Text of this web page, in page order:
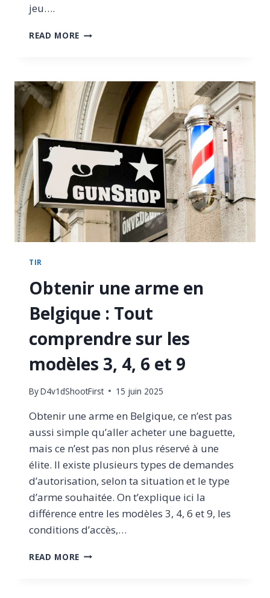
jeu….
READ MORE POURQUOI
AVOIR
DES
CARTOUCHES
AMORTISSEURS
DANS
TON
DE
TIR
TIR
Obtenir une arme en
Belgique : Tout
comprendre sur les
modèles 3, 4, 6 et 9
ByD4v1dShootFirst 15 juin 2025
Obtenir une arme en Belgique, ce n’est pas
aussi simple qu’aller acheter une baguette,
mais ce n’est pas non plus réservé à une
élite. Il existe plusieurs types de demandes
d’autorisation, selon ta situation et le type
d’arme souhaitée. On t’explique ici la
différence entre les modèles 3, 4, 6 et 9, les
conditions d’accès,…
READ MORE OBTENIR